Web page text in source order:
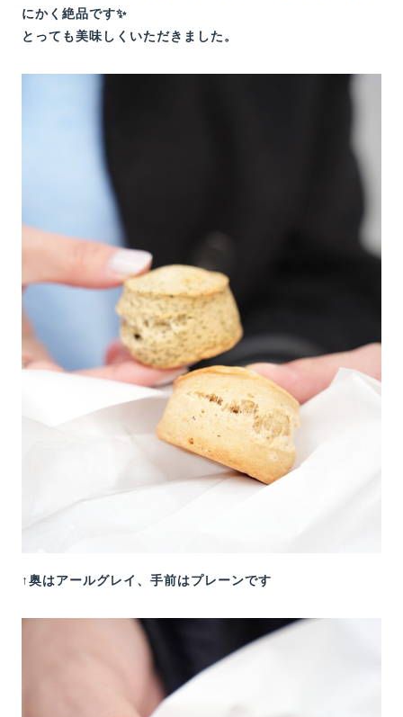
にかく絶品です✨
とっても美味しくいただきました。
↑奥はアールグレイ、手前はプレーンです